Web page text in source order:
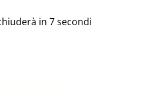
in 7secondi